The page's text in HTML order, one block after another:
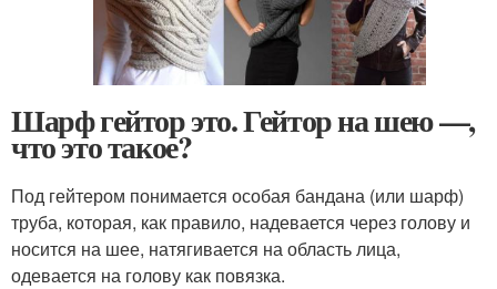
Шарф гейтор это. Гейтор на шею —,
что это такое?
Под гейтером понимается особая бандана (или шарф)
труба, которая, как правило, надевается через голову и
носится на шее, натягивается на область лица,
одевается на голову как повязка.